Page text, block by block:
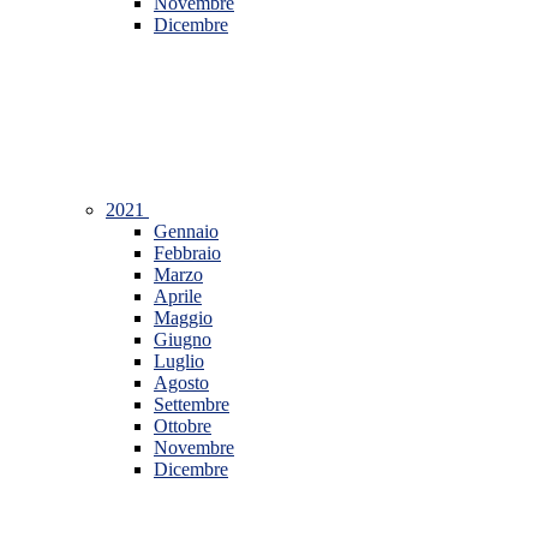
Dicembre
2021
Gennaio
Febbraio
Marzo
Aprile
Maggio
Giugno
Luglio
Agosto
Settembre
Ottobre
Novembre
Dicembre